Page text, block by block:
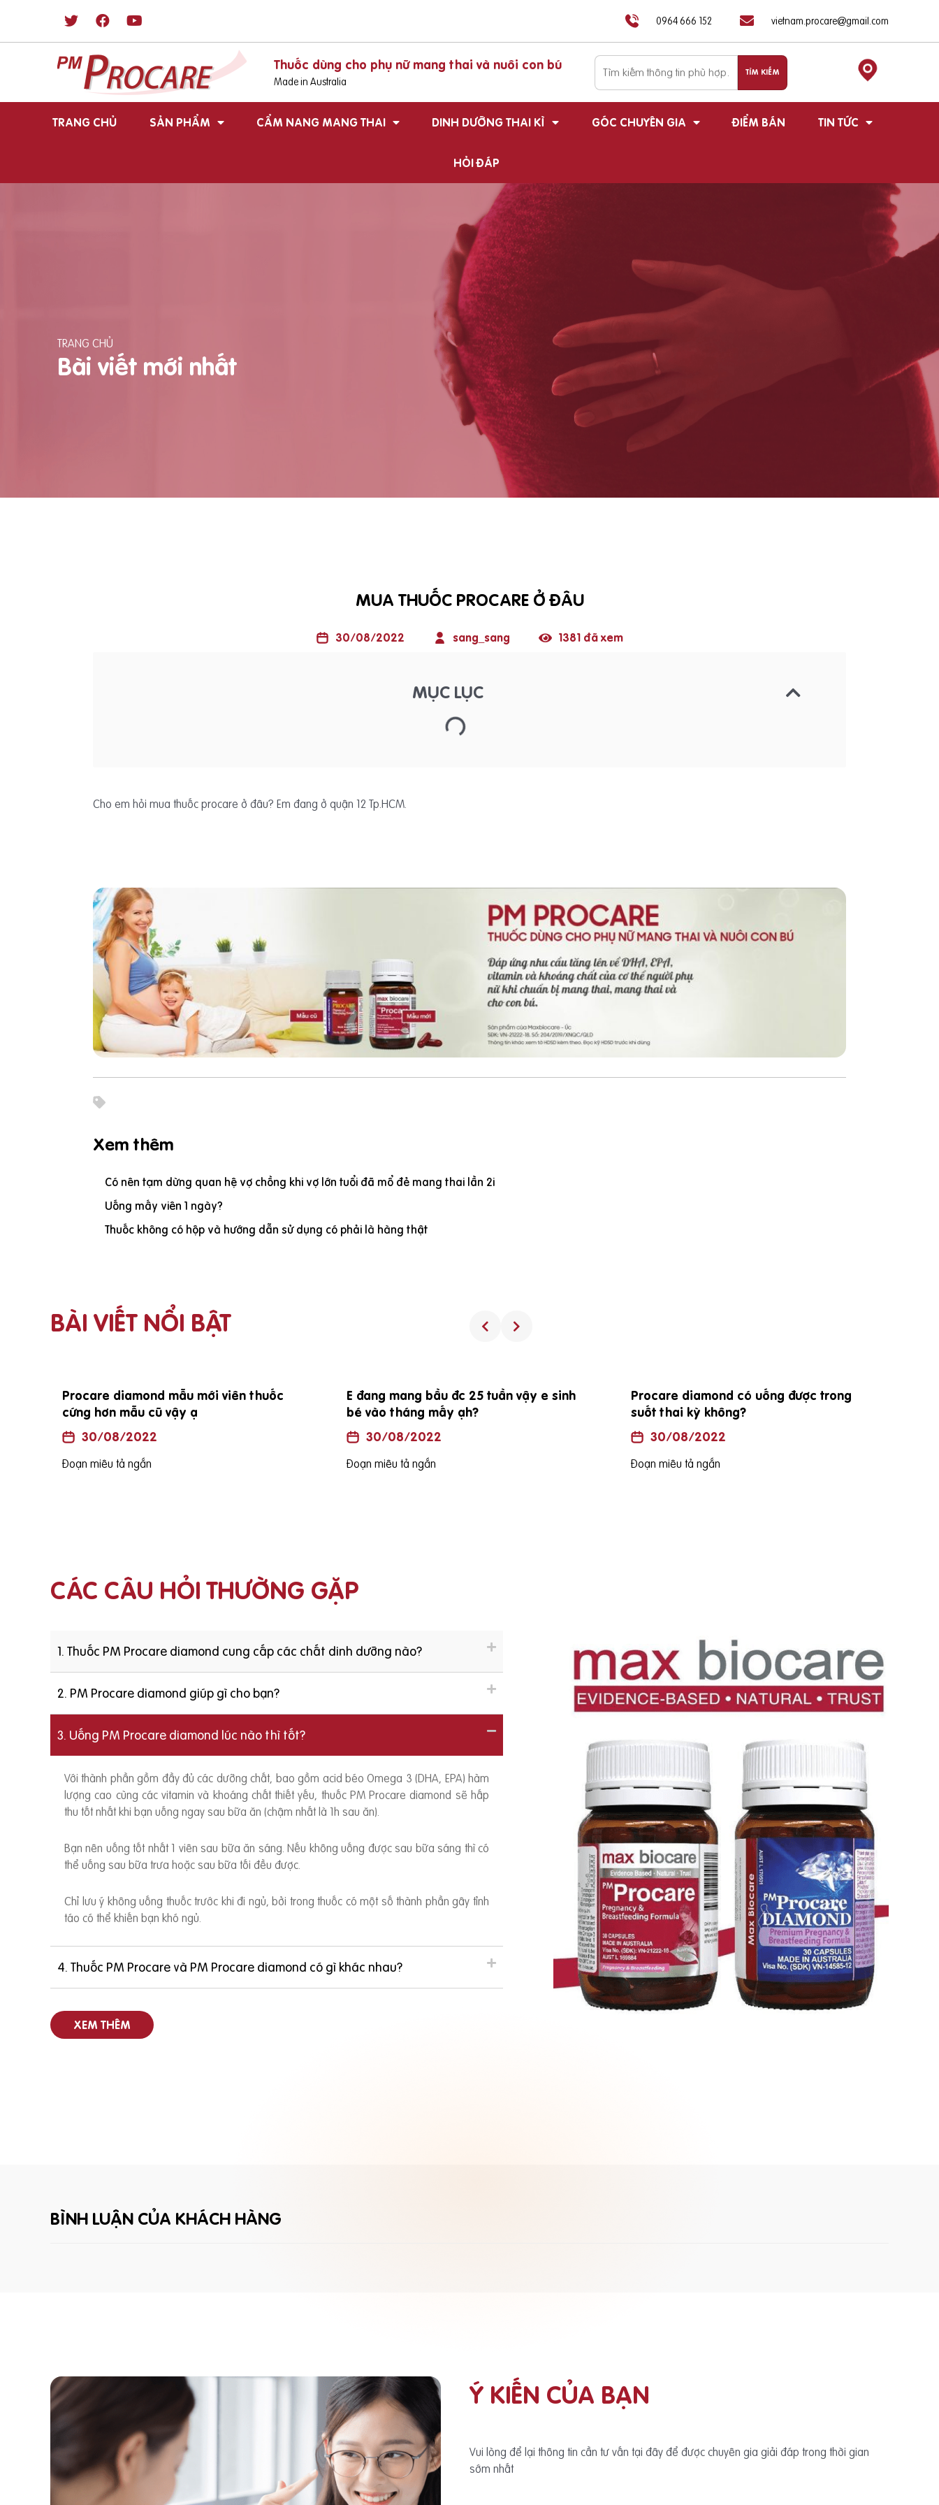
0964 666 152 vietnam.procare@gmail.com
Thuốc dùng cho phụ nữ mang thai và nuôi con bú
Made in Australia
TRANG CHỦ SẢN PHẨM CẨM NANG MANG THAI DINH DƯỠNG THAI KÌ GÓC CHUYÊN GIA ĐIỂM BÁN TIN TỨC
HỎI ĐÁP
TRANG CHỦ
Bài viết mới nhất
MUA THUỐC PROCARE Ở ĐÂU
30/08/2022 sang_sang 1381 đã xem
MỤC LỤC
Cho em hỏi mua thuốc procare ở đâu? Em đang ở quận 12 Tp.HCM.
Xem thêm
Có nên tạm dừng quan hệ vợ chồng khi vợ lớn tuổi đã mổ đẻ mang thai lần 2i
Uống mấy viên 1 ngày?
Thuốc không có hộp và hướng dẫn sử dụng có phải là hàng thật
BÀI VIẾT NỔI BẬT
E đang mang bầu đc 25 tuần vậy e sinh
bé vào tháng mấy ạh?
30/08/2022
Đoạn miêu tả ngắn
Procare diamond có uống được trong
suốt thai kỳ không?
30/08/2022
Đoạn miêu tả ngắn
đặc điểm viên thuốc procare diamond
30/08/2022
Đoạn miêu tả ngắn
CÁC CÂU HỎI THƯỜNG GẶP
1. Thuốc PM Procare diamond cung cấp các chất dinh dưỡng nào?
2. PM Procare diamond giúp gì cho bạn?
3. Uống PM Procare diamond lúc nào thì tốt?
Với thành phần gồm đầy đủ các dưỡng chất, bao gồm acid béo Omega 3 (DHA, EPA) hàm
lượng cao cùng các vitamin và khoáng chất thiết yếu, thuốc PM Procare diamond sẽ hấp
thu tốt nhất khi bạn uống ngay sau bữa ăn (chậm nhất là 1h sau ăn).
Bạn nên uống tốt nhất 1 viên sau bữa ăn sáng. Nếu không uống được sau bữa sáng thì có
thể uống sau bữa trưa hoặc sau bữa tối đều được.
Chỉ lưu ý không uống thuốc trước khi đi ngủ, bởi trong thuốc có một số thành phần gây tỉnh
táo có thể khiến bạn khó ngủ.
4. Thuốc PM Procare và PM Procare diamond có gì khác nhau?
XEM THÊM
BÌNH LUẬN CỦA KHÁCH HÀNG
Ý KIẾN CỦA BẠN
Vui lòng để lại thông tin cần tư vấn tại đây để được chuyên gia giải đáp trong thời gian
sớm nhất